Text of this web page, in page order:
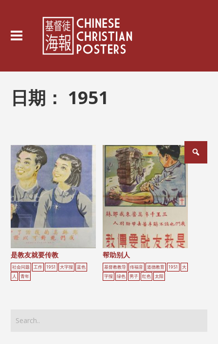
日期： 1951
是教友就要传教
社会问题 工作 1951 大字报
蓝色
人
青年
帮助别人
基督教教导 传福音 道德教育 1951
大
字报
绿色 男子 红色 太阳